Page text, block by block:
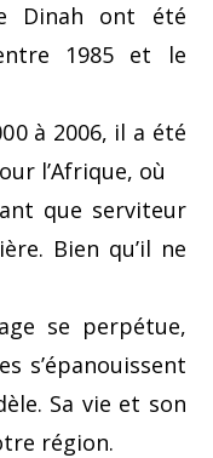
Dinah ont été
1985 et le
à 2006, il a été
l’Afrique, où
que serviteur
Bien qu’il ne
se perpétue,
s’épanouissent
Sa vie et son
région.